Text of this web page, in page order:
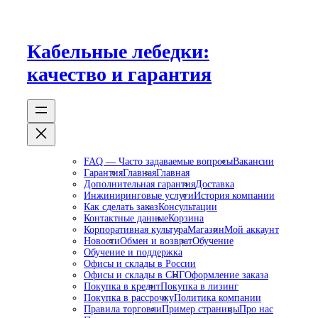
Кабельные лебедки:
качество и гарантия
FAQ — Часто задаваемые вопросыВакансии
ГарантияГлавнаяГлавная
Дополнительная гарантияДоставка
Инжиниринговые услугиИстория компании
Как сделать заказКонсультации
Контактные данныеКорзина
Корпоративная культураМагазинМой аккаунт
НовостиОбмен и возвратОбучение
Обучение и поддержка
Офисы и склады в России
Офисы и склады в СНГОформление заказа
Покупка в кредитПокупка в лизинг
Покупка в рассрочкуПолитика компании
Правила торговлиПример страницыПро нас